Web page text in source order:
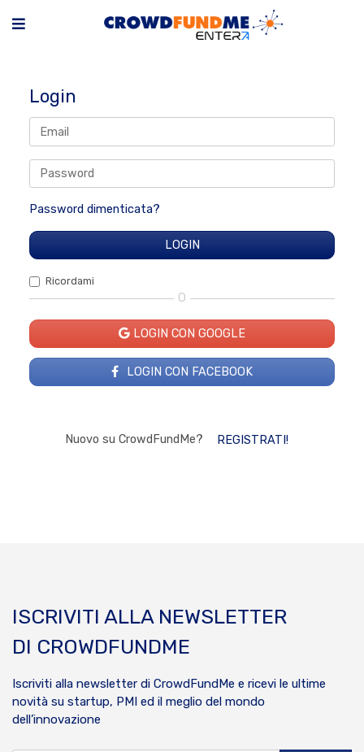
Login
Password dimenticata?
Ricordami
O
LOGIN CON GOOGLE
LOGIN CON FACEBOOK
Nuovo su CrowdFundMe? REGISTRATI!
ISCRIVITI ALLA NEWSLETTER
DI CROWDFUNDME
Iscriviti alla newsletter di CrowdFundMe e ricevi le ultime
novità su startup, PMI ed il meglio del mondo
dell’innovazione